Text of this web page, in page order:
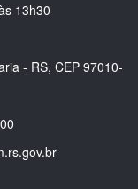
13h30
- RS, CEP 97010-